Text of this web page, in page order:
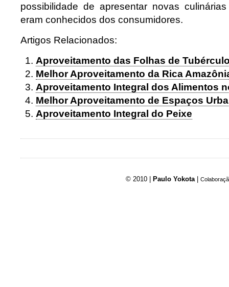
possibilidade de apresentar novas
eram conhecidos dos consumidores.
Artigos Relacionados:
Aproveitamento das Folhas de
Melhor Aproveitamento da Rica
Aproveitamento Integral dos Alimentos
Melhor Aproveitamento de Espaços
Aproveitamento Integral do Peixe
© 2010 | Paulo Yokota |